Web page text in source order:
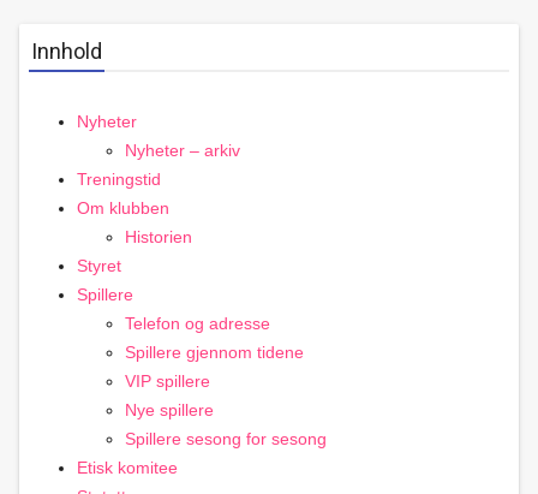
Innhold
Nyheter
Nyheter – arkiv
Treningstid
Om klubben
Historien
Styret
Spillere
Telefon og adresse
Spillere gjennom tidene
VIP spillere
Nye spillere
Spillere sesong for sesong
Etisk komitee